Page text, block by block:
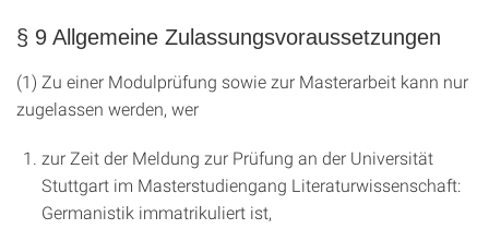
§ 9 Allgemeine Zulassungsvoraussetzungen
(1) Zu einer Modulprüfung sowie zur Masterarbeit kann nur
zugelassen werden, wer
zur Zeit der Meldung zur Prüfung an der Universität
Stuttgart im Masterstudiengang Literaturwissenschaft:
Germanistik immatrikuliert ist,